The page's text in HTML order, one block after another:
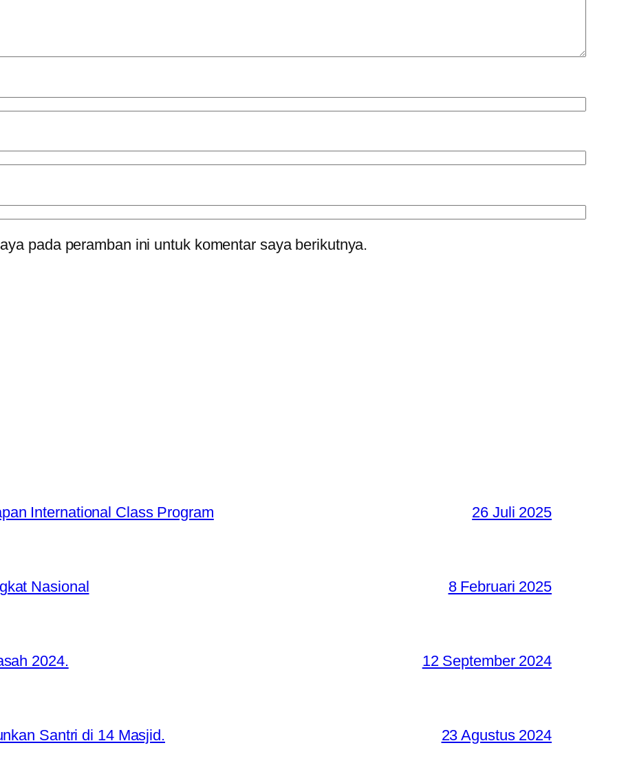
pada peramban ini untuk komentar saya berikutnya.
International Class Program 26 Juli 2025
Nasional 8 Februari 2025
2024. 12 September 2024
Santri di 14 Masjid. 23 Agustus 2024